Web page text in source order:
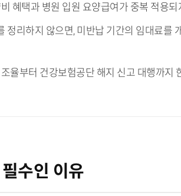
혜택과 병원 입원 요양급여가 중복 적용되
정리하지 않으면, 미반납 기간의 임대료를
율부터 건강보험공단 해지 신고 대행까지
수인 이유